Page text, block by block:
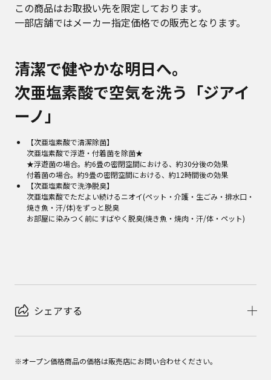
この商品はお取扱い先を限定しております。
一部店舗ではメーカー指定価格での販売となります。
清潔で健やかな明日へ。
次亜塩素酸で空気を洗う「ジアイ
ーノ」
【次亜塩素酸で清潔除菌】
次亜塩素酸で浮遊・付着菌を除菌★
★浮遊菌の場合。約6畳の密閉空間における、約30分後の効果
付着菌の場合。約9畳の密閉空間における、約12時間後の効果
【次亜塩素酸で洗浄脱臭】
次亜塩素酸でただよい続けるニオイ(ペット・介護・生ごみ・排水口・
焼き魚・汗/体)をずっと脱臭
お部屋に染みつく前にすばやく脱臭(焼き魚・焼肉・汗/体・ペット)
シェアする
※オープン価格商品の価格は販売店にお問い合わせください。